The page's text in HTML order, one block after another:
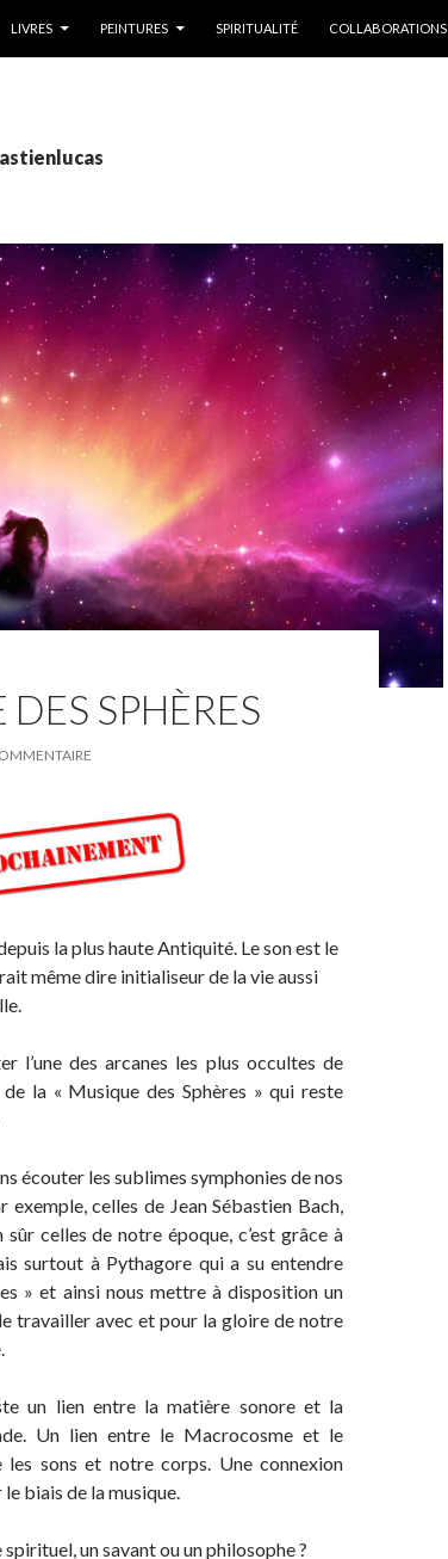
LIVRES PEINTURES SPIRITUALITÉ COLLABORATIONS
SPHÈRES
la plus haute Antiquité. Le son est le
même dire initialiseur de la vie aussi
l’une des arcanes les plus occultes de
la « Musique des Sphères » qui reste
écouter les sublimes symphonies de nos
exemple, celles de Jean Sébastien Bach,
celles de notre époque, c’est grâce à
surtout à Pythagore qui a su entendre
» et ainsi nous mettre à disposition un
travailler avec et pour la gloire de notre
un lien entre la matière sonore et la
Un lien entre le Macrocosme et le
sons et notre corps. Une connexion
biais de la musique.
un savant ou un philosophe ?